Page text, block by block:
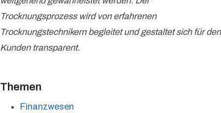
Trocknungsprozess wird von erfahrenen
Trocknungstechnikern begleitet und gestaltet sich für den
Kunden transparent.
Themen
Finanzwesen